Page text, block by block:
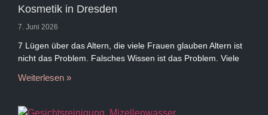
Kosmetik in Dresden
7. Juni 2026
7 Lügen über das Altern, die viele Frauen glauben Altern ist
nicht das Problem. Falsches Wissen ist das Problem. Viele
Weiterlesen »